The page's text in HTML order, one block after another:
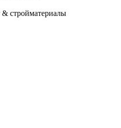
стройматериалы